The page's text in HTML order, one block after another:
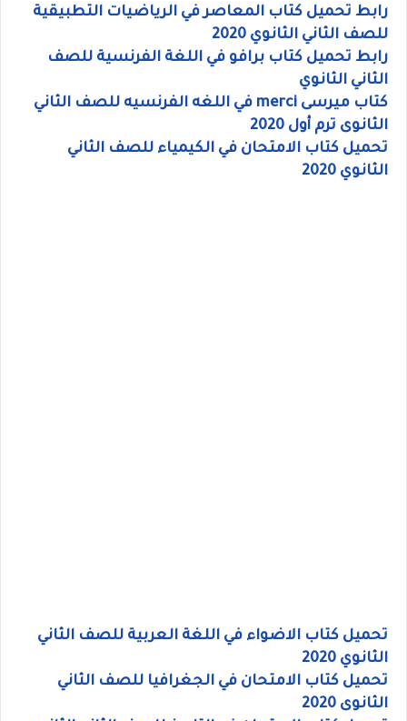
رابط تحميل كتاب المعاصر في الرياضيات التطبيقية
للصف الثاني الثانوي 2020
رابط تحميل كتاب برافو في اللغة الفرنسية للصف
الثاني الثانوي
كتاب ميرسى merci في اللغه الفرنسيه للصف الثاني
الثانوى ترم أول 2020
تحميل كتاب الامتحان في الكيمياء للصف الثاني
الثانوي 2020
تحميل كتاب الاضواء في اللغة العربية للصف الثاني
الثانوي 2020
تحميل كتاب الامتحان في الجغرافيا للصف الثاني
الثانوى 2020